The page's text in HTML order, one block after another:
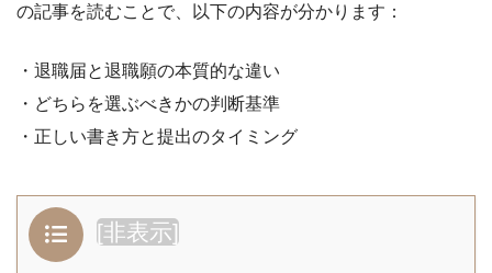
の記事を読むことで、以下の内容が分かります：
・退職届と退職願の本質的な違い
・どちらを選ぶべきかの判断基準
・正しい書き方と提出のタイミング
[非表示]